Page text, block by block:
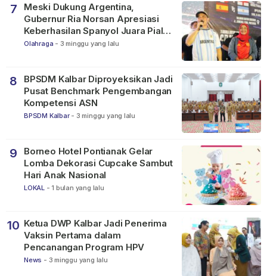
7
Meski Dukung Argentina,
Gubernur Ria Norsan Apresiasi
Keberhasilan Spanyol Juara Piala
Dunia FIFA 2026
Olahraga - 3 minggu yang lalu
8
BPSDM Kalbar Diproyeksikan Jadi
Pusat Benchmark Pengembangan
Kompetensi ASN
BPSDM Kalbar - 3 minggu yang lalu
9
Borneo Hotel Pontianak Gelar
Lomba Dekorasi Cupcake Sambut
Hari Anak Nasional
LOKAL - 1 bulan yang lalu
10 Ketua DWP Kalbar Jadi Penerima
Vaksin Pertama dalam
Pencanangan Program HPV
News - 3 minggu yang lalu